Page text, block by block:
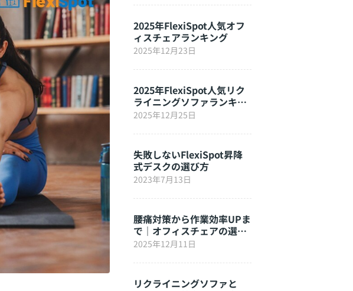
2025年FlexiSpot人気オフ
ィスチェアランキング
2025年12月23日
2025年FlexiSpot人気リク
ライニングソファランキン
グ
2025年12月25日
失敗しないFlexiSpot昇降
式デスクの選び方
2023年7月13日
腰痛対策から作業効率UPま
で｜オフィスチェアの選び
方完全ガイド
2025年12月11日
リクライニングソファと